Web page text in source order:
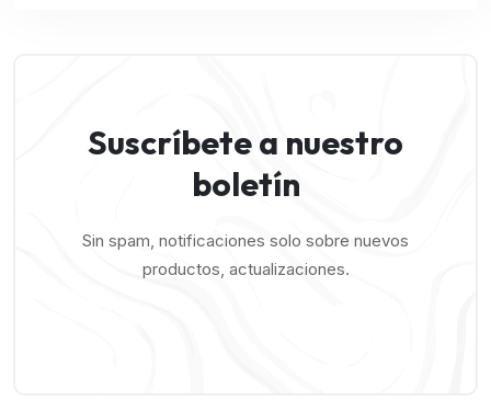
Suscríbete a nuestro
boletín
Sin spam, notificaciones solo sobre nuevos
productos, actualizaciones.